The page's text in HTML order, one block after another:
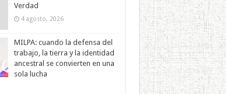
Verdad
4 agosto, 2026
MILPA: cuando la defensa del
trabajo, la tierra y la identidad
ancestral se convierten en una
sola lucha